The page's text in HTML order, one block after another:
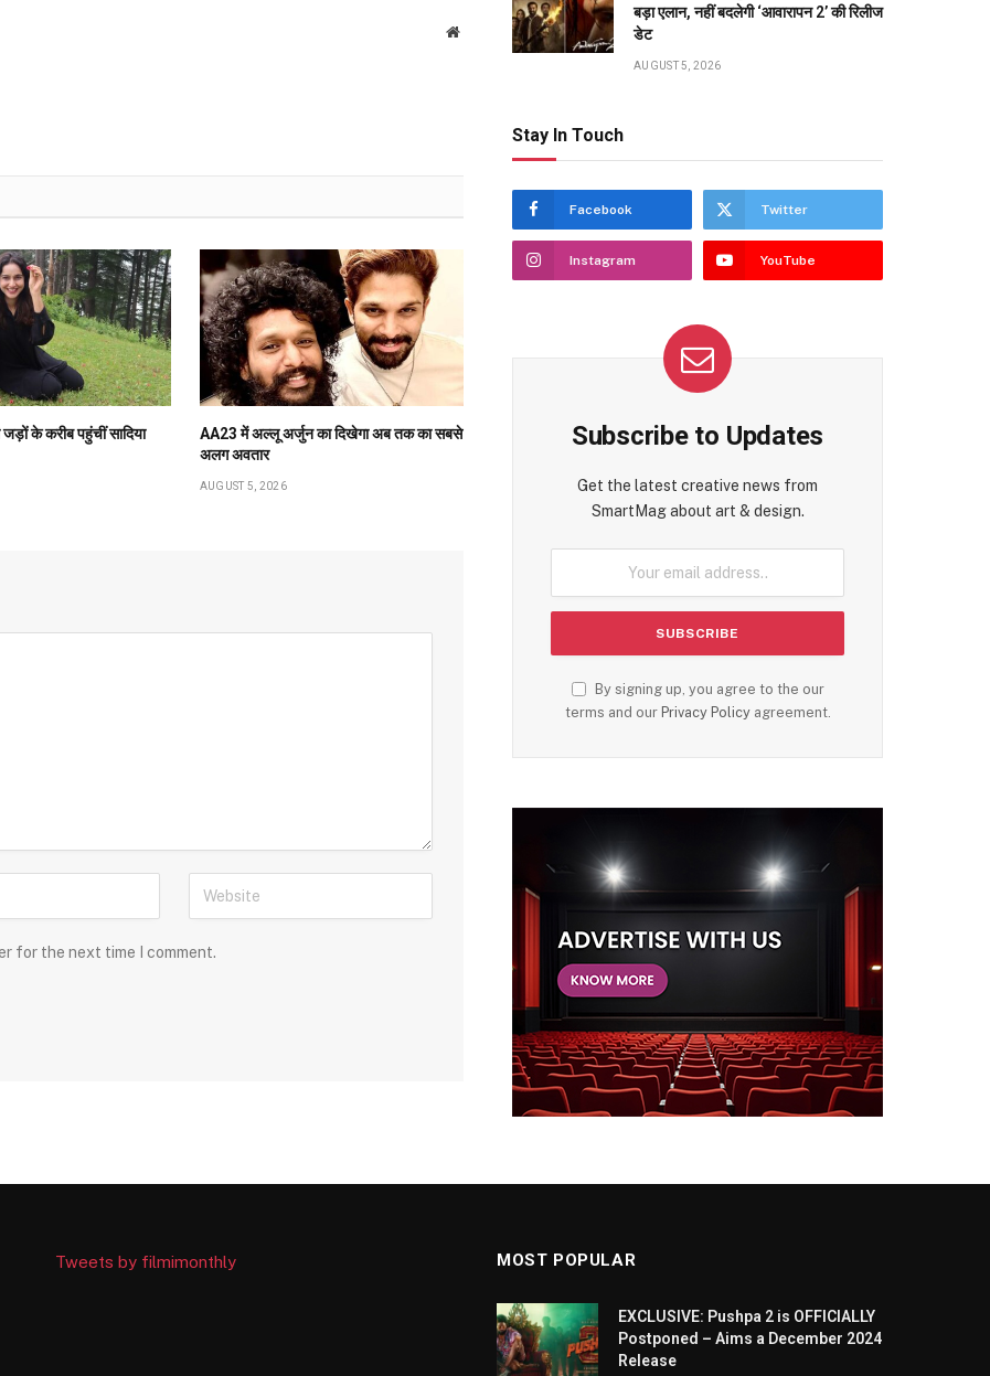
Website
के करीब पहुंचीं सादिया
AA23 में अल्लू अर्जुन का दिखेगा अब तक का सबसे
अलग अवतार
AUGUST 5, 2026
for the next time I comment.
बड़ा एलान, नहीं बदलेगी ‘आवारापन 2’ की रिलीज
डेट
AUGUST 5, 2026
Stay In Touch
Facebook Twitter
Instagram YouTube
Subscribe to Updates
Get the latest creative news from
SmartMag about art & design.
By signing up, you agree to the our
terms and our Privacy Policyagreement.
Tweets by filmimonthly MOST POPULAR
EXCLUSIVE: Pushpa 2 is OFFICIALLY
Postponed – Aims a December 2024
Release